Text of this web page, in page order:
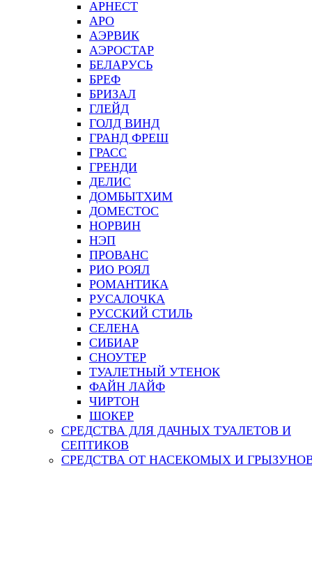
АРНЕСТ
АРО
АЭРВИК
АЭРОСТАР
БЕЛАРУСЬ
БРЕФ
БРИЗАЛ
ГЛЕЙД
ГОЛД ВИНД
ГРАНД ФРЕШ
ГРАСС
ГРЕНДИ
ДЕЛИС
ДОМБЫТХИМ
ДОМЕСТОС
НОРВИН
НЭП
ПРОВАНС
РИО РОЯЛ
РОМАНТИКА
РУСАЛОЧКА
РУССКИЙ СТИЛЬ
СЕЛЕНА
СИБИАР
СНОУТЕР
ТУАЛЕТНЫЙ УТЕНОК
ФАЙН ЛАЙФ
ЧИРТОН
ШОКЕР
СРЕДСТВА ДЛЯ ДАЧНЫХ ТУАЛЕТОВ И
СЕПТИКОВ
СРЕДСТВА ОТ НАСЕКОМЫХ И